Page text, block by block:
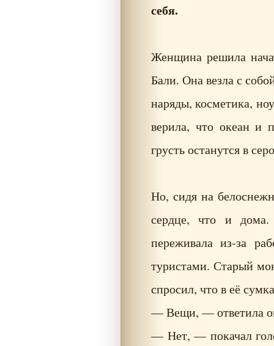
себя.
Женщина решила
Бали. Она везла с
наряды, косметика,
верила, что океан и
грусть останутся в
Но, сидя на
сердце, что и
переживала из-за
туристами. Старый
спросил, что в её
— Вещи, — ответила
— Нет, — покачал